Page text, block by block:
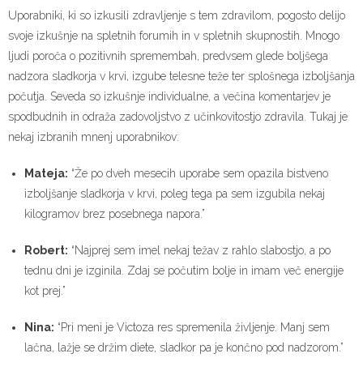
Uporabniki, ki so izkusili zdravljenje s tem zdravilom, pogosto delijo
svoje izkušnje na spletnih forumih in v spletnih skupnostih. Mnogo
ljudi poroča o pozitivnih spremembah, predvsem glede boljšega
nadzora sladkorja v krvi, izgube telesne teže ter splošnega izboljšanja
počutja. Seveda so izkušnje individualne, a večina komentarjev je
spodbudnih in odraža zadovoljstvo z učinkovitostjo zdravila. Tukaj je
nekaj izbranih mnenj uporabnikov:
Mateja: “Že po dveh mesecih uporabe sem opazila bistveno
izboljšanje sladkorja v krvi, poleg tega pa sem izgubila nekaj
kilogramov brez posebnega napora.”
Robert: “Najprej sem imel nekaj težav z rahlo slabostjo, a po
tednu dni je izginila. Zdaj se počutim bolje in imam več energije
kot prej.”
Nina: “Pri meni je Victoza res spremenila življenje. Manj sem
lačna, lažje se držim diete, sladkor pa je končno pod nadzorom.”